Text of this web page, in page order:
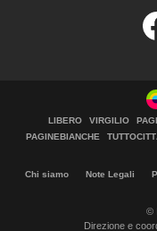
LIBERO VIRGILIO
PAGINEBIANCHE
Chi siamo Note Legali
©
Direzione e